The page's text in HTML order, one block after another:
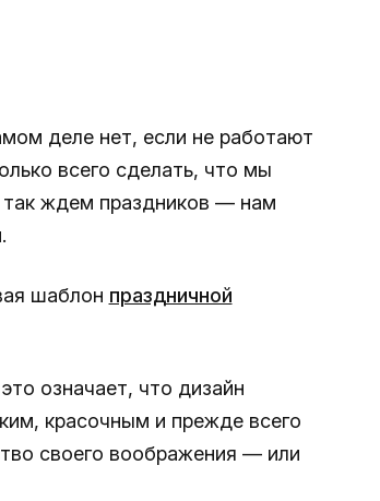
деле нет, если не работают
всего сделать, что мы
ждем праздников — нам
шаблон праздничной
означает, что дизайн
красочным и прежде всего
своего воображения — или